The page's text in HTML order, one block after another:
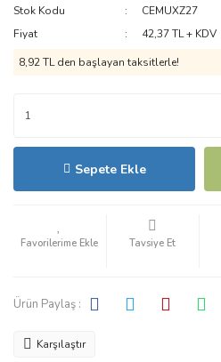
Stok Kodu
CEMUXZ27
Fiyat
42,37 TL + KDV
8,92 TL den başlayan taksitlerle!
Sepete Ekle
Tavsiye Et
Ürün Paylaş :
Karşılaştır